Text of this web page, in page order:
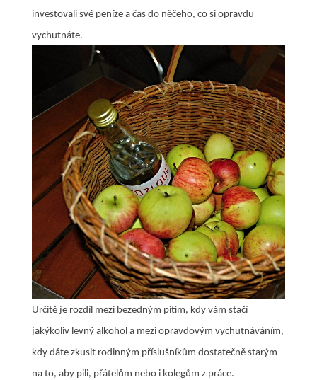
investovali své peníze a čas do něčeho, co si opravdu
vychutnáte.
Určitě je rozdíl mezi bezedným pitím, kdy vám stačí
jakýkoliv levný alkohol a mezi opravdovým vychutnáváním,
kdy dáte zkusit rodinným příslušníkům dostatečně starým
na to, aby pili, přátelům nebo i kolegům z práce.